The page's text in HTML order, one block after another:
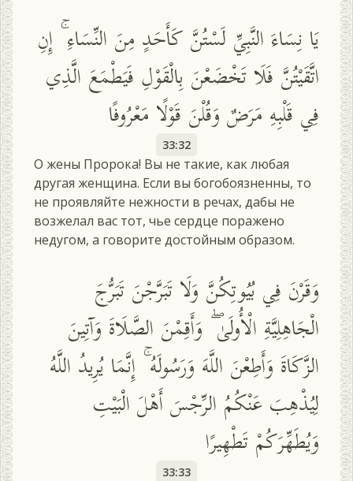
يَا نِسَاءَ النَّبِيِّ لَسْتُنَّ كَأَحَدٍ مِنَ النِّسَاءِ ۚ إِنِ
اتَّقَيْتُنَّ فَلَا تَخْضَعْنَ بِالْقَوْلِ فَيَطْمَعَ الَّذِي
فِي قَلْبِهِ مَرَضٌ وَقُلْنَ قَوْلًا مَعْرُوفًا
33:32
О жены Пророка! Вы не такие, как любая
другая женщина. Если вы богобоязненны, то
не проявляйте нежности в речах, дабы не
возжелал вас тот, чье сердце поражено
недугом, а говорите достойным образом.
وَقَرْنَ فِي بُيُوتِكُنَّ وَلَا تَبَرَّجْنَ تَبَرُّجَ
الْجَاهِلِيَّةِ الْأُولَىٰ ۖ وَأَقِمْنَ الصَّلَاةَ وَآتِينَ
الزَّكَاةَ وَأَطِعْنَ اللَّهَ وَرَسُولَهُ ۚ إِنَّمَا يُرِيدُ اللَّهُ
لِيُذْهِبَ عَنْكُمُ الرِّجْسَ أَهْلَ الْبَيْتِ
وَيُطَهِّرَكُمْ تَطْهِيرًا
33:33